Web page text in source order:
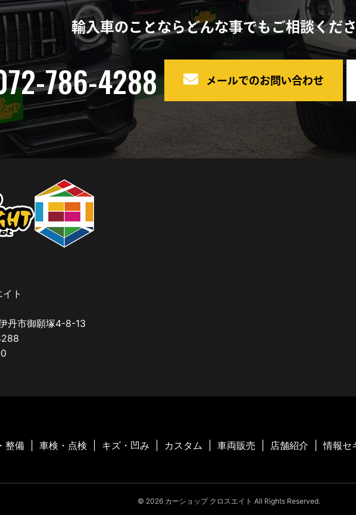
ポルシェ
イベント
中古車販売
輸入車のことならどんな事でもご相談くだ
786-4288 メールでのお問い合わせ
ト
市御願塚4-8-13
整備 車検・点検 キズ・凹み カスタム 車両販売 店舗紹介 情報セ
© 2026 カーショップ クロスエイト All Rights Reserved.